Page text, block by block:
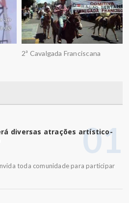
2ª Cavalgada Franciscana
01
diversas atrações artístico-
toda comunidade para participar